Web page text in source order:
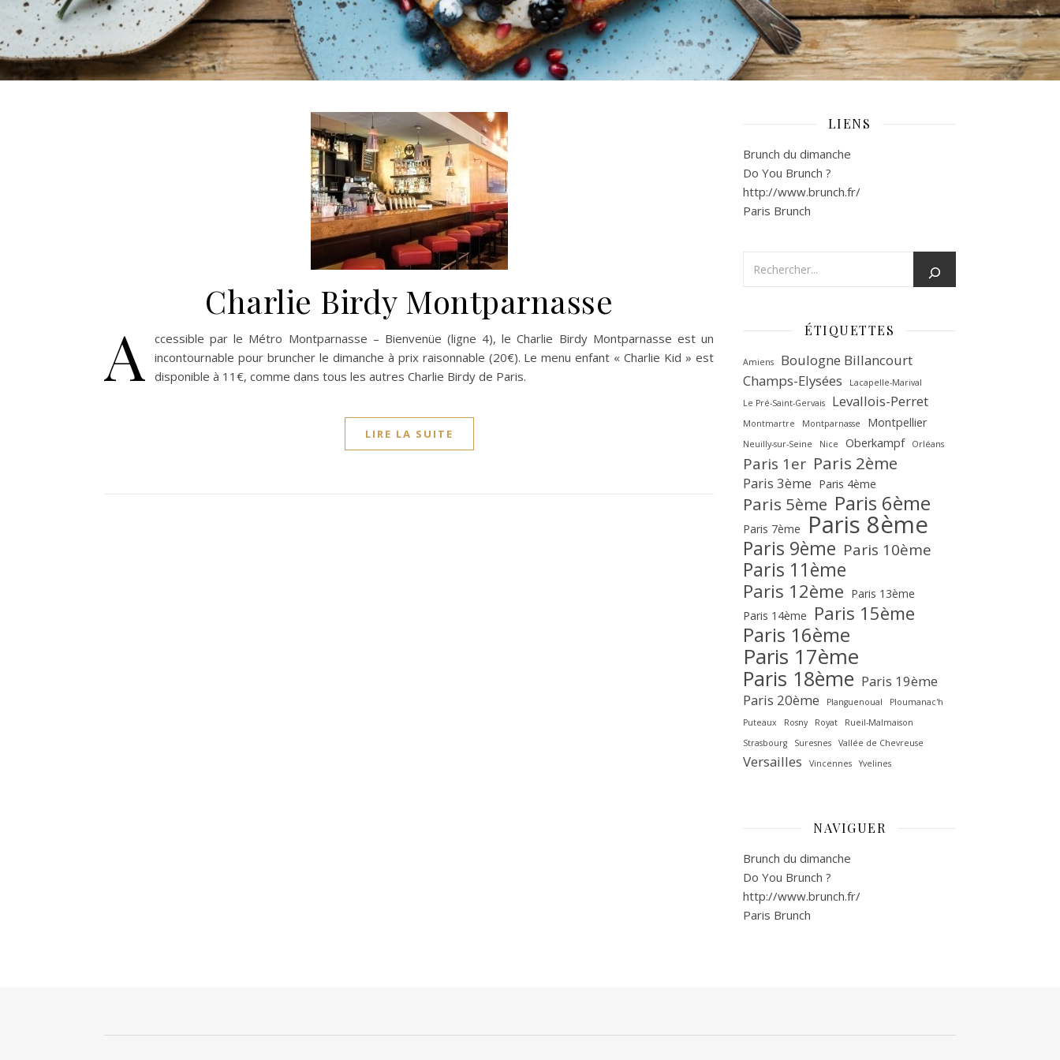
Charlie Birdy Montparnasse
A
ccessible par le Métro Montparnasse – Bienvenüe (ligne 4), le Charlie Birdy Montparnasse est un
incontournable pour bruncher le dimanche à prix raisonnable (20€). Le menu enfant « Charlie Kid » est
disponible à 11€, comme dans tous les autres Charlie Birdy de Paris.
LIRE LA SUITE
LIENS
Brunch du dimanche
Do You Brunch ?
http://www.brunch.fr/
Paris Brunch
ÉTIQUETTES
Amiens
Boulogne Billancourt
Champs-Elysées
Lacapelle-Marival
Le Pré-Saint-Gervais
Levallois-Perret
Montmartre Montparnasse Montpellier
Neuilly-sur-Seine Nice Oberkampf Orléans
Paris 1er Paris 2ème
Paris 3ème Paris 4ème
Paris 5ème Paris 6ème
Paris 7ème Paris 8ème
Paris 9ème Paris 10ème
Paris 11ème
Paris 12ème Paris 13ème
Paris 14ème
Paris 15ème
Paris 16ème
Paris 17ème
Paris 18ème Paris 19ème
Paris 20ème
Planguenoual
Ploumanac'h
Puteaux
Rosny Royat
Rueil-Malmaison
Strasbourg
Suresnes Vallée de Chevreuse‎
Versailles Vincennes Yvelines
NAVIGUER
Brunch du dimanche
Do You Brunch ?
http://www.brunch.fr/
Paris Brunch